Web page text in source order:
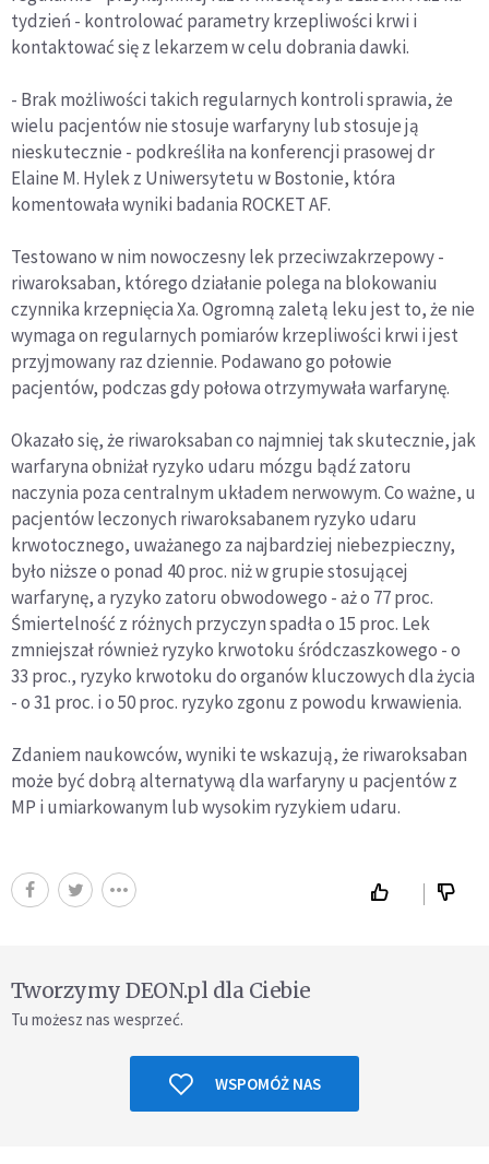
tydzień - kontrolować parametry krzepliwości krwi i
kontaktować się z lekarzem w celu dobrania dawki.
- Brak możliwości takich regularnych kontroli sprawia, że
wielu pacjentów nie stosuje warfaryny lub stosuje ją
nieskutecznie - podkreśliła na konferencji prasowej dr
Elaine M. Hylek z Uniwersytetu w Bostonie, która
komentowała wyniki badania ROCKET AF.
Testowano w nim nowoczesny lek przeciwzakrzepowy -
riwaroksaban, którego działanie polega na blokowaniu
czynnika krzepnięcia Xa. Ogromną zaletą leku jest to, że nie
wymaga on regularnych pomiarów krzepliwości krwi i jest
przyjmowany raz dziennie. Podawano go połowie
pacjentów, podczas gdy połowa otrzymywała warfarynę.
Okazało się, że riwaroksaban co najmniej tak skutecznie, jak
warfaryna obniżał ryzyko udaru mózgu bądź zatoru
naczynia poza centralnym układem nerwowym. Co ważne, u
pacjentów leczonych riwaroksabanem ryzyko udaru
krwotocznego, uważanego za najbardziej niebezpieczny,
było niższe o ponad 40 proc. niż w grupie stosującej
warfarynę, a ryzyko zatoru obwodowego - aż o 77 proc.
Śmiertelność z różnych przyczyn spadła o 15 proc. Lek
zmniejszał również ryzyko krwotoku śródczaszkowego - o
33 proc., ryzyko krwotoku do organów kluczowych dla życia
- o 31 proc. i o 50 proc. ryzyko zgonu z powodu krwawienia.
Zdaniem naukowców, wyniki te wskazują, że riwaroksaban
może być dobrą alternatywą dla warfaryny u pacjentów z
MP i umiarkowanym lub wysokim ryzykiem udaru.
Tworzymy DEON.pl dla Ciebie
Tu możesz nas wesprzeć.
WSPOMÓŻ NAS